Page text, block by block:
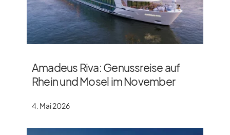
Amadeus Riva: Genussreise auf
Rhein und Mosel im November
4. Mai 2026